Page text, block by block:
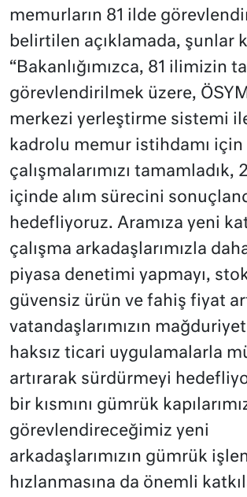
memurların 81 ilde
belirtilen açıklamada, şunlar
“Bakanlığımızca, 81 ilimizin
görevlendirilmek üzere, ÖSYM
merkezi yerleştirme sistemi
kadrolu memur istihdamı için
çalışmalarımızı tamamladık,
içinde alım sürecini
hedefliyoruz. Aramıza yeni
çalışma arkadaşlarımızla
piyasa denetimi yapmayı,
güvensiz ürün ve fahiş fiyat
vatandaşlarımızın
haksız ticari uygulamalarla
artırarak sürdürmeyi
bir kısmını gümrük
görevlendireceğimiz yeni
arkadaşlarımızın gümrük
hızlanmasına da önemli